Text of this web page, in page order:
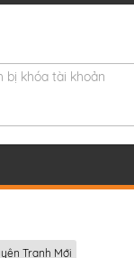
bị khóa tài khoản
Tranh Mới